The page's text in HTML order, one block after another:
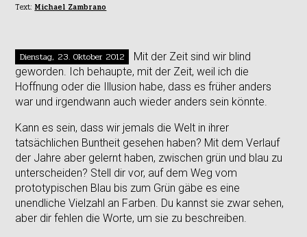
Text: Michael Zambrano
Dienstag, 23. Oktober 2012
Mit der Zeit sind wir blind
geworden. Ich behaupte, mit der Zeit, weil ich die
Hoffnung oder die Illusion habe, dass es früher anders
war und irgendwann auch wieder anders sein könnte.
Kann es sein, dass wir jemals die Welt in ihrer
tatsächlichen Buntheit gesehen haben? Mit dem Verlauf
der Jahre aber gelernt haben, zwischen grün und blau zu
unterscheiden? Stell dir vor, auf dem Weg vom
prototypischen Blau bis zum Grün gäbe es eine
unendliche Vielzahl an Farben. Du kannst sie zwar sehen,
aber dir fehlen die Worte, um sie zu beschreiben.